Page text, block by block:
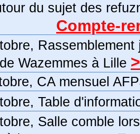
du sujet des
Compte-
Wazemmes à Lille
CA mensuel
Table
Salle comble